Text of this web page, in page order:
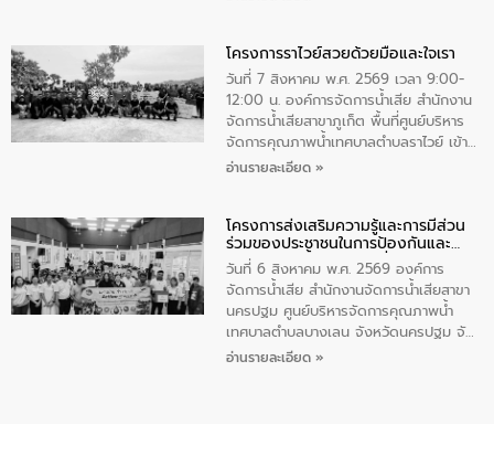
ทองคำและประกาศเกียรติคุณให้แก่ กำนัน
ผู้ใหญ่บ้านยอดเยี่ยม พร้อมกล่าวชื่นชม ให้
โอวาท และมอบนโยบาย
โครงการราไวย์สวยด้วยมือและใจเรา
วันที่ 7 สิงหาคม พ.ศ. 2569 เวลา 9:00-
12:00 น. องค์การจัดการน้ำเสีย สำนักงาน
จัดการน้ำเสียสาขาภูเก็ต พื้นที่ศูนย์บริหาร
จัดการคุณภาพน้ำเทศบาลตำบลราไวย์ เข้า
ร่วมโครงการราไวย์สวยด้วยมือและใจเรา
ประชาชน ตัวแทนจากโรงแรมต่างๆ ในเขต
เทศบาลตำบลราไวย์ ศูนย์บริหารจัดการ
คุณภาพน้ำเทศบาลตำบลราไวย์ นำโดยนาย
น้อย แก้วเศษ ผู้จัดการสำนักงานจัดการน้ำ
เสียสาขาภูเก็ต พร้อมด้วยเจ้าหน้าที่ จำนวน
5 คน ร่วมทำกิจกรรม ทำความสะอาด
ชายหาดและแหล่งท่องเที่ยว ณ บริเวณ
อ่านรายละเอียด »
โครงการส่งเสริมความรู้และการมีส่วน
ร่วมของประชาชนในการป้องกันและ
แก้ไขปัญหาน้ำเสียอย่างยั่งยืน
วันที่ 6 สิงหาคม พ.ศ. 2569 องค์การ
จัดการน้ำเสีย สำนักงานจัดการน้ำเสียสาขา
นครปฐม ศูนย์บริหารจัดการคุณภาพน้ำ
เทศบาลตำบลบางเลน จังหวัดนครปฐม จัด
กิจกรรมภายใต้โครงการส่งเสริมความรู้และ
อ่านรายละเอียด »